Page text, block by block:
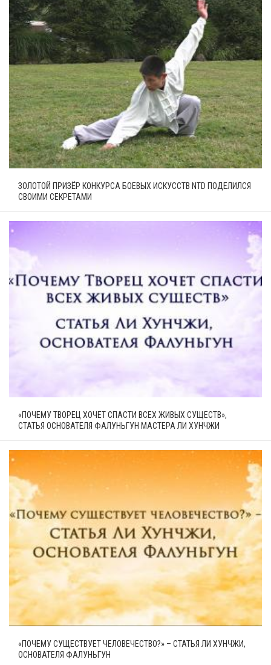
ЗОЛОТОЙ ПРИЗЁР КОНКУРСА БОЕВЫХ ИСКУССТВ NTD ПОДЕЛИЛСЯ
СВОИМИ СЕКРЕТАМИ
«ПОЧЕМУ ТВОРЕЦ ХОЧЕТ СПАСТИ ВСЕХ ЖИВЫХ СУЩЕСТВ»,
СТАТЬЯ ОСНОВАТЕЛЯ ФАЛУНЬГУН МАСТЕРА ЛИ ХУНЧЖИ
«ПОЧЕМУ СУЩЕСТВУЕТ ЧЕЛОВЕЧЕСТВО?» – СТАТЬЯ ЛИ ХУНЧЖИ,
ОСНОВАТЕЛЯ ФАЛУНЬГУН